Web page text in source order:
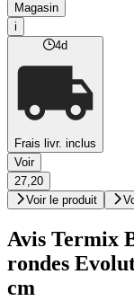
Magasin
i
4d
Frais livr. inclus
Voir
27,20
Voir le produit
Avis Termix
rondes
cm